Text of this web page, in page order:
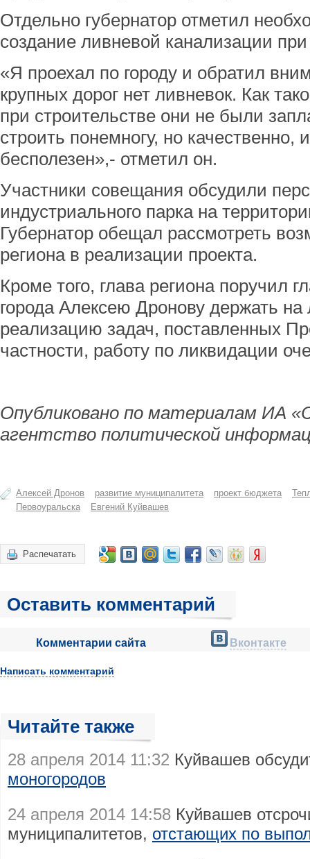
Отдельно губернатор отметил
создание ливневой канализации при
«Я проехал по городу и обратил
крупных дорог нет ливневок. Как
при строительстве они не были
строить понемногу, но качественно,
бесполезен»,- отметил он.
Участники совещания обсудили
индустриального парка на
Губернатор обещал рассмотреть
региона в реализации проекта.
Кроме того, глава региона поручил
города Алексею Дронову держать на
реализацию задач, поставленных
частности, работу по ликвидации
Опубликовано по материалам ИА
агентство политической
Алексей Дронов развитие муниципалитета проект бюджета
Первоуральска
Евгений Куйвашев
Распечатать
Оставить комментарий
Комментарии сайта Вконтакте
Написать комментарий
Читайте также
28 апреля 2014 11:32 Куйвашев
моногородов
24 апреля 2014 14:58 Куйвашев
муниципалитетов, отстающих по